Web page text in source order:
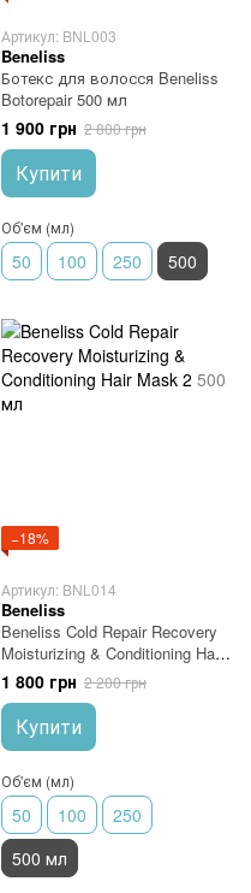
Артикул: BNL003
Beneliss
Ботекс для волосся Beneliss
Botorepair 500 мл
1 900 грн 2 800 грн
Купити
Об'єм (мл)
50 100 250 500
−18%
Артикул: BNL014
Beneliss
Beneliss Cold Repair Recovery
Moisturizing & Conditioning Hair
Mask 2 500 мл
1 800 грн 2 200 грн
Купити
Об'єм (мл)
50 100
250
500 мл